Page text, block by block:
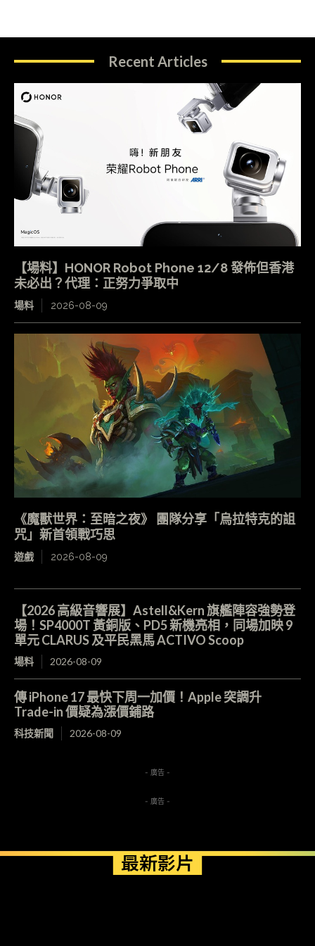
Recent Articles
【場料】HONOR Robot Phone 12/8 發佈但香港
未必出？代理：正努力爭取中
場料 2026-08-09
《魔獸世界：至暗之夜》 團隊分享「烏拉特克的詛
咒」新首領戰巧思
遊戲 2026-08-09
【2026 高級音響展】Astell&Kern 旗艦陣容強勢登
場！SP4000T 黃銅版、PD5 新機亮相，同場加映 9
單元 CLARUS 及平民黑馬 ACTIVO Scoop
場料 2026-08-09
傳 iPhone 17 最快下周一加價！Apple 突調升
Trade-in 價疑為漲價鋪路
科技新聞 2026-08-09
- 廣告 -
- 廣告 -
最新影片